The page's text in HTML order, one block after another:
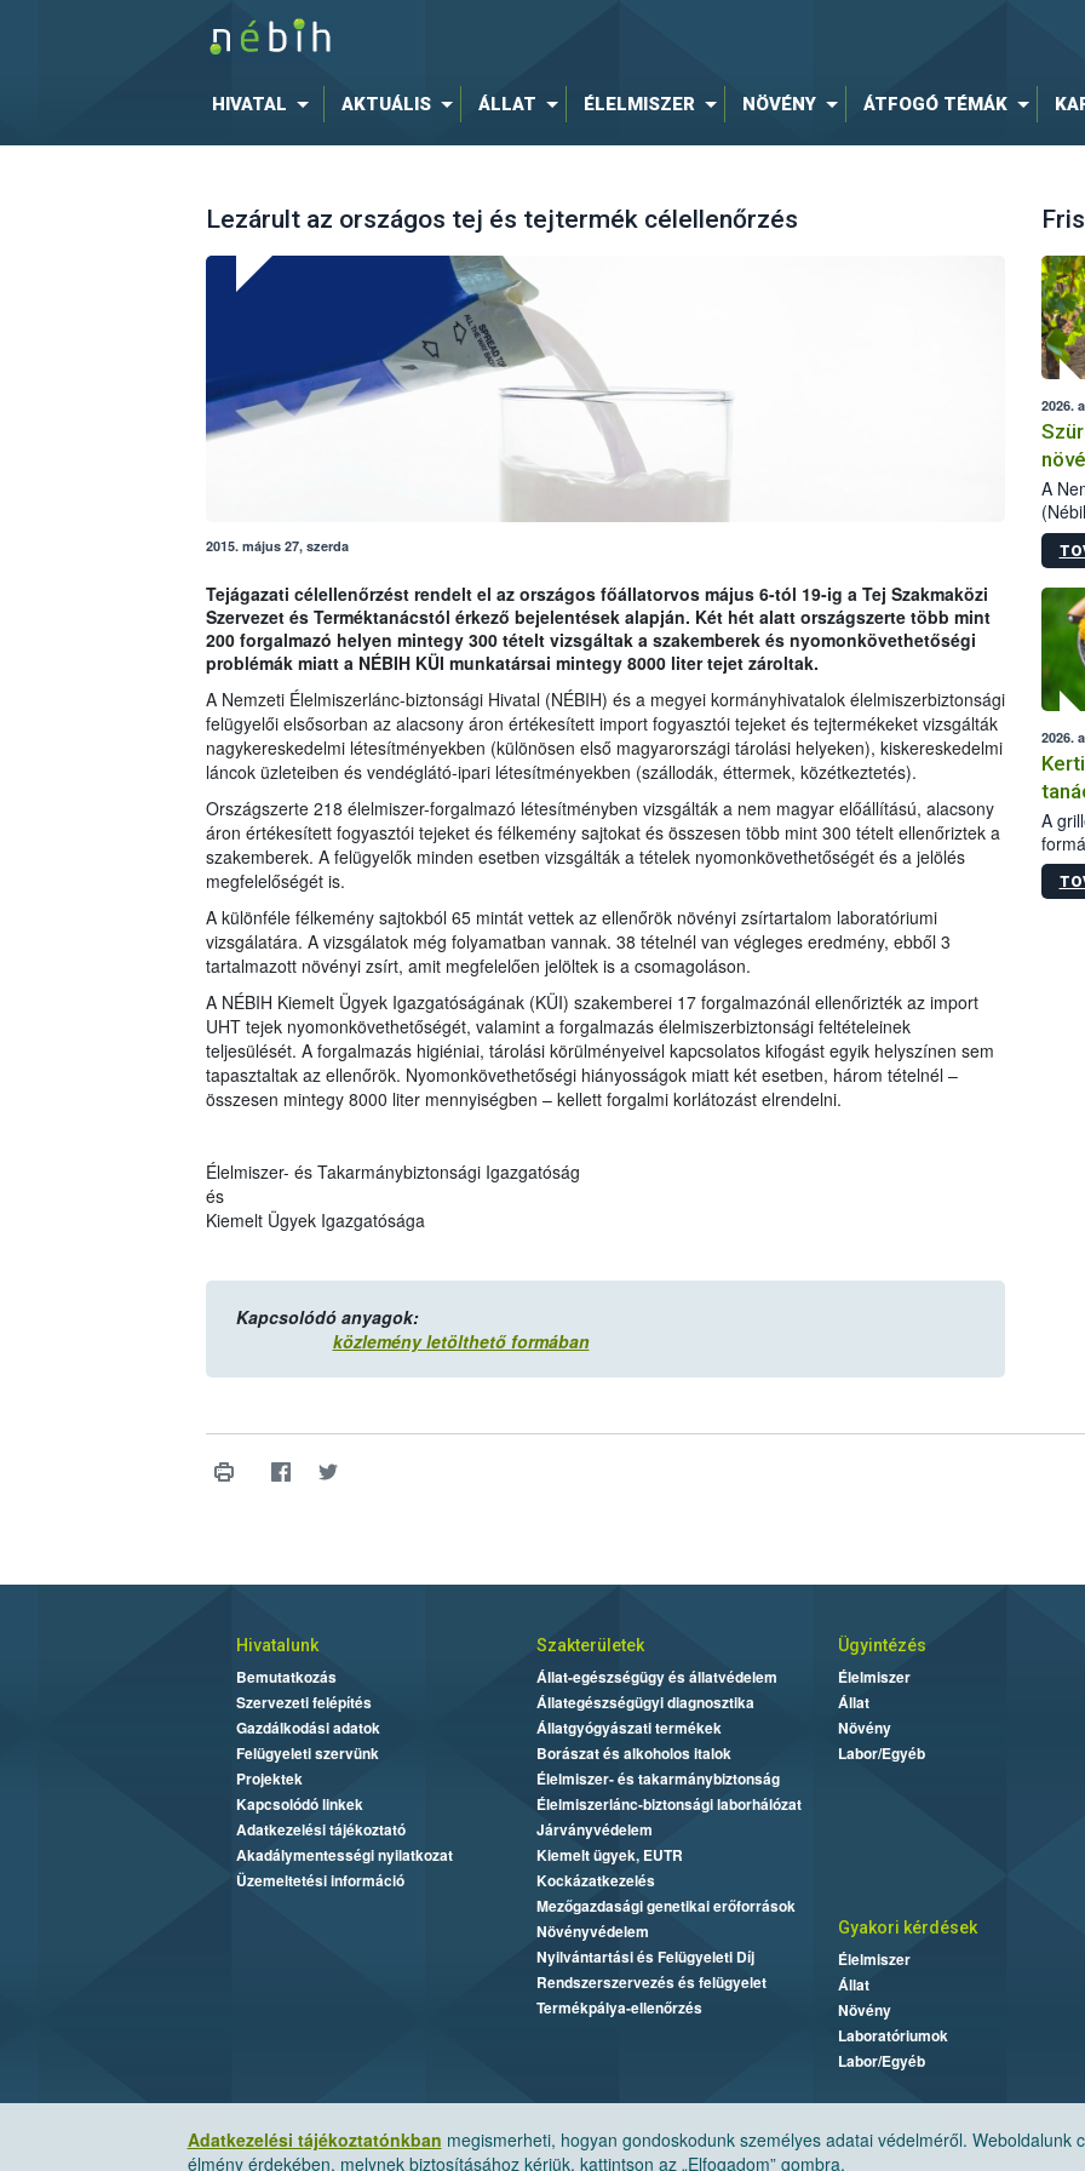
HIVATAL AKTUÁLIS ÁLLAT ÉLELMISZER NÖVÉNY ÁTFOGÓ TÉMÁK
Lezárult az országos tej és tejtermék célellenőrzés
2015. május 27, szerda
Tejágazati célellenőrzést rendelt el az országos főállatorvos május 6-tól 19-ig a Tej Szakmaközi
Szervezet és Terméktanácstól érkező bejelentések alapján. Két hét alatt országszerte több mint
200 forgalmazó helyen mintegy 300 tételt vizsgáltak a szakemberek és nyomonkövethetőségi
problémák miatt a NÉBIH KÜI munkatársai mintegy 8000 liter tejet zároltak.
A Nemzeti Élelmiszerlánc-biztonsági Hivatal (NÉBIH) és a megyei kormányhivatalok élelmiszerbiztonsági
felügyelői elsősorban az alacsony áron értékesített import fogyasztói tejeket és tejtermékeket vizsgálták
nagykereskedelmi létesítményekben (különösen első magyarországi tárolási helyeken), kiskereskedelmi
láncok üzleteiben és vendéglátó-ipari létesítményekben (szállodák, éttermek, közétkeztetés).
Országszerte 218 élelmiszer-forgalmazó létesítményben vizsgálták a nem magyar előállítású, alacsony
áron értékesített fogyasztói tejeket és félkemény sajtokat és összesen több mint 300 tételt ellenőriztek a
szakemberek. A felügyelők minden esetben vizsgálták a tételek nyomonkövethetőségét és a jelölés
megfelelőségét is.
A különféle félkemény sajtokból 65 mintát vettek az ellenőrök növényi zsírtartalom laboratóriumi
vizsgálatára. A vizsgálatok még folyamatban vannak. 38 tételnél van végleges eredmény, ebből 3
tartalmazott növényi zsírt, amit megfelelően jelöltek is a csomagoláson.
A NÉBIH Kiemelt Ügyek Igazgatóságának (KÜI) szakemberei 17 forgalmazónál ellenőrizték az import
UHT tejek nyomonkövethetőségét, valamint a forgalmazás élelmiszerbiztonsági feltételeinek
teljesülését. A forgalmazás higiéniai, tárolási körülményeivel kapcsolatos kifogást egyik helyszínen sem
tapasztaltak az ellenőrök. Nyomonkövethetőségi hiányosságok miatt két esetben, három tételnél –
összesen mintegy 8000 liter mennyiségben – kellett forgalmi korlátozást elrendelni.
Élelmiszer- és Takarmánybiztonsági Igazgatóság
és
Kiemelt Ügyek Igazgatósága
Kapcsolódó anyagok:
közlemény letölthető formában
2026.
A
Az
2026.
A
Adatkezelési tájékoztatónkban megismerheti, hogyan gondoskodunk személyes adatai védelméről. Weboldalunk
élmény érdekében, melynek biztosításához kérjük, kattintson az „Elfogadom” gombra.
Hivatalunk
Bemutatkozás
Szervezeti felépítés
Gazdálkodási adatok
Felügyeleti szervünk
Projektek
Kapcsolódó linkek
Adatkezelési tájékoztató
Akadálymentességi nyilatkozat
Üzemeltetési információ
Szakterületek
Állat-egészségügy és állatvédelem
Állategészségügyi diagnosztika
Állatgyógyászati termékek
Borászat és alkoholos italok
Élelmiszer- és takarmánybiztonság
Élelmiszerlánc-biztonsági laborhálózat
Járványvédelem
Kiemelt ügyek, EUTR
Kockázatkezelés
Mezőgazdasági genetikai erőforrások
Növényvédelem
Nyilvántartási és Felügyeleti Díj
Rendszerszervezés és felügyelet
Termékpálya-ellenőrzés
Ügyintézés
Élelmiszer
Állat
Növény
Labor/Egyéb
Gyakori kérdések
Élelmiszer
Állat
Növény
Laboratóriumok
Labor/Egyéb